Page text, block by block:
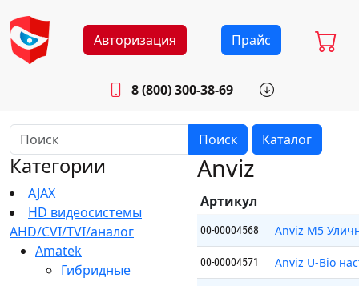
Авторизация Прайс
8 (800) 300-38-69
Будни: 8.30 - 17.00
Поиск Каталог
Категории
AJAX
HD видеосистемы
AHD/CVI/TVI/аналог
Amatek
Гибридные
Anviz
Артикул
00-00004568 Anviz M5
00-00004571 Anviz U-Bio